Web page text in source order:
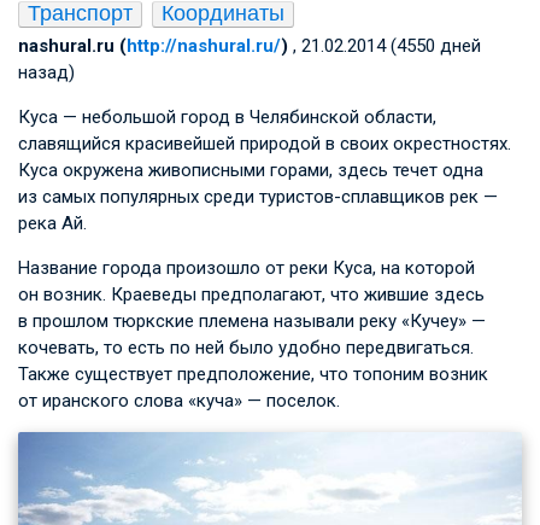
Транспорт
Координаты
nashural.ru (http://nashural.ru/) , 21.02.2014 (4550 дней
назад)
Куса — небольшой город в Челябинской области,
славящийся красивейшей природой в своих окрестностях.
Куса окружена живописными горами, здесь течет одна
из самых популярных среди туристов-сплавщиков рек —
река Ай.
Название города произошло от реки Куса, на которой
он возник. Краеведы предполагают, что жившие здесь
в прошлом тюркские племена называли реку «Кучеу» —
кочевать, то есть по ней было удобно передвигаться.
Также существует предположение, что топоним возник
от иранского слова «куча» — поселок.